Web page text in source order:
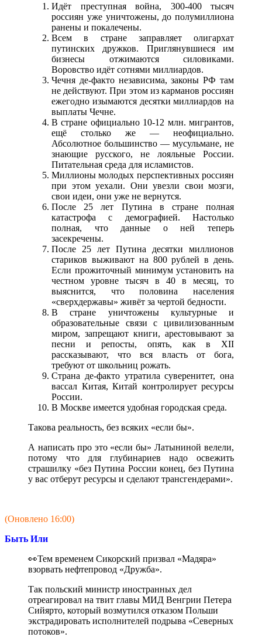
Идёт преступная война, 300-400 тысяч
россиян уже уничтожены, до полумиллиона
ранены и покалечены.
Всем в стране заправляет олигархат
путинских дружков. Приглянувшиеся им
бизнесы отжимаются силовиками.
Воровство идёт сотнями миллиардов.
Чечня де-факто независима, законы РФ там
не действуют. При этом из карманов россиян
ежегодно изымаются десятки миллиардов на
выплаты Чечне.
В стране официально 10-12 млн. мигрантов,
ещё столько же — неофициально.
Абсолютное большинство — мусульмане, не
знающие русского, не лояльные России.
Питательная среда для исламистов.
Миллионы молодых перспективных россиян
при этом уехали. Они увезли свои мозги,
свои идеи, они уже не вернутся.
После 25 лет Путина в стране полная
катастрофа с демографией. Настолько
полная, что данные о ней теперь
засекречены.
После 25 лет Путина десятки миллионов
стариков выживают на 800 рублей в день.
Если прожиточный минимум установить на
честном уровне тысяч в 40 в месяц, то
выяснится, что половина населения
«сверхдержавы» живёт за чертой бедности.
В стране уничтожены культурные и
образовательные связи с цивилизованным
миром, запрещают книги, арестовывают за
песни и репосты, опять, как в XII
рассказывают, что вся власть от бога,
требуют от школьниц рожать.
Страна де-факто утратила суверенитет, она
вассал Китая, Китай контролирует ресурсы
России.
В Москве имеется удобная городская среда.
Такова реальность, без всяких «если бы».
А написать про это «если бы» Латыниной велели,
потому что для глубинариев надо освежить
страшилку «без Путина России конец, без Путина
у вас отберут ресурсы и сделают трансгендерами».
(Оновлено 16:00)
Быть Или
👀Тем временем Сикорский призвал «Мадяра»
взорвать нефтепровод «Дружба».
Так польский министр иностранных дел
отреагировал на твит главы МИД Венгрии Петера
Сийярто, который возмутился отказом Польши
экстрадировать исполнителей подрыва «Северных
потоков».